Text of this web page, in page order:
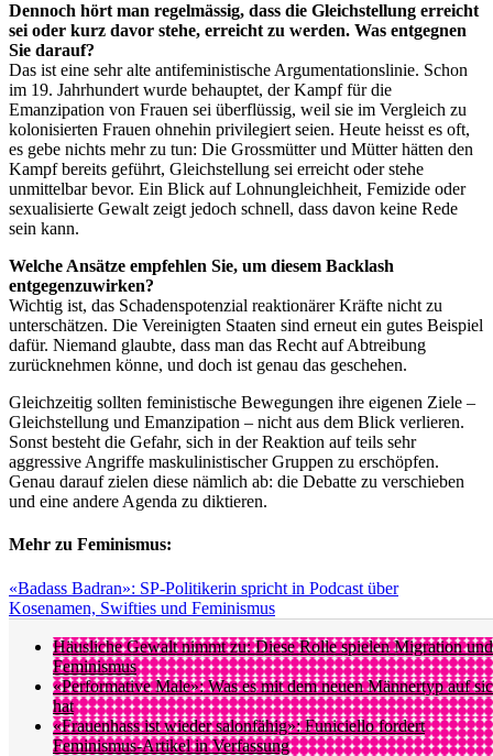
Dennoch hört man regelmässig, dass die Gleichstellung erreicht
sei oder kurz davor stehe, erreicht zu werden. Was entgegnen
Sie darauf?
Das ist eine sehr alte antifeministische Argumentationslinie. Schon
im 19. Jahrhundert wurde behauptet, der Kampf für die
Emanzipation von Frauen sei überflüssig, weil sie im Vergleich zu
kolonisierten Frauen ohnehin privilegiert seien. Heute heisst es oft,
es gebe nichts mehr zu tun: Die Grossmütter und Mütter hätten den
Kampf bereits geführt, Gleichstellung sei erreicht oder stehe
unmittelbar bevor. Ein Blick auf Lohnungleichheit, Femizide oder
sexualisierte Gewalt zeigt jedoch schnell, dass davon keine Rede
sein kann.
Welche Ansätze empfehlen Sie, um diesem Backlash
entgegenzuwirken?
Wichtig ist, das Schadenspotenzial reaktionärer Kräfte nicht zu
unterschätzen. Die Vereinigten Staaten sind erneut ein gutes Beispiel
dafür. Niemand glaubte, dass man das Recht auf Abtreibung
zurücknehmen könne, und doch ist genau das geschehen.
Gleichzeitig sollten feministische Bewegungen ihre eigenen Ziele –
Gleichstellung und Emanzipation – nicht aus dem Blick verlieren.
Sonst besteht die Gefahr, sich in der Reaktion auf teils sehr
aggressive Angriffe maskulinistischer Gruppen zu erschöpfen.
Genau darauf zielen diese nämlich ab: die Debatte zu verschieben
und eine andere Agenda zu diktieren.
Mehr zu Feminismus:
«Badass Badran»: SP-Politikerin spricht in Podcast über
Kosenamen, Swifties und Feminismus
Häusliche Gewalt nimmt zu: Diese Rolle spielen Migration und
Feminismus
«Performative Male»: Was es mit dem neuen Männertyp auf
hat
«Frauenhass ist wieder salonfähig»: Funiciello fordert
Feminismus-Artikel in Verfassung